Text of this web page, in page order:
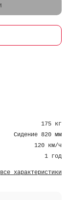
175 кг
Сидение 820 мм
120 км/ч
1 год
все характеристики